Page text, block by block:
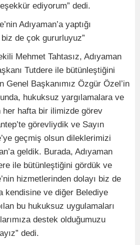
ediyorum” dedi.
Adıyaman’a yaptığı
de çok gururluyuz”
Mehmet Tahtasız, Adıyaman
Tutdere ile bütünleştiğini
Genel Başkanımız Özgür Özel’in
hukuksuz yargılamalara ve
hafta bir ilimizde görev
görevliydik ve Sayın
geçmiş olsun dileklerimizi
geldik. Burada, Adıyaman
ile bütünleştiğini gördük ve
hizmetlerinden dolayı biz de
kendisine ve diğer Belediye
bu hukuksuz uygulamaları
destek olduğumuzu
dedi.